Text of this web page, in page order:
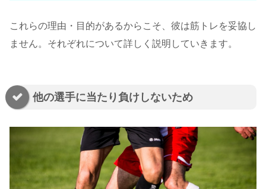
これらの理由・目的があるからこそ、彼は筋トレを妥協し
ません。それぞれについて詳しく説明していきます。
他の選手に当たり負けしないため